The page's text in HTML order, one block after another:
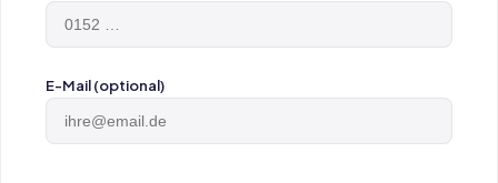
E-Mail (optional)